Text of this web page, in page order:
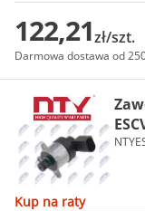
122,21zł/szt.
Darmowa dostawa od
Kup na raty